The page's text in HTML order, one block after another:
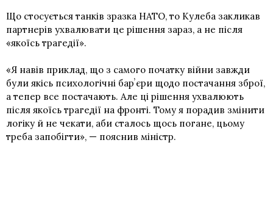
Що стосується танків зразка НАТО, то Кулеба закликав
партнерів ухвалювати це рішення зараз, а не після
«якоїсь трагедії».
«Я навів приклад, що з самого початку війни завжди
були якісь психологічні барʼєри щодо постачання зброї,
а тепер все постачають. Але ці рішення ухвалюють
після якоїсь трагедії на фронті. Тому я порадив змінити
логіку й не чекати, аби сталось щось погане, цьому
треба запобігти», — пояснив міністр.